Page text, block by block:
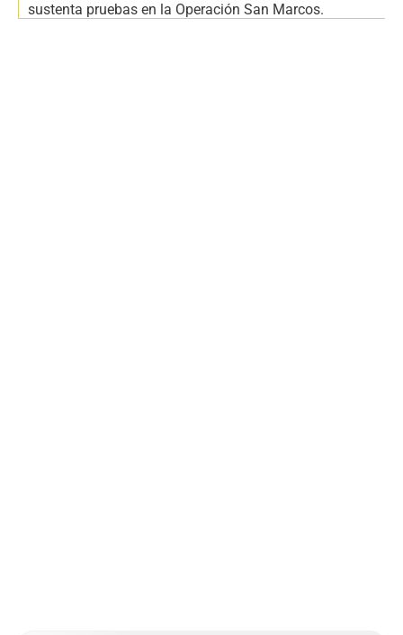
sustenta pruebas en la Operación San Marcos.